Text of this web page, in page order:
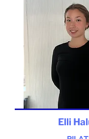
Elli